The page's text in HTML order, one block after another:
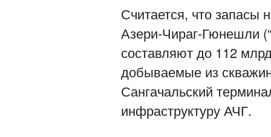
Считается, что запасы
Азери-Чираг-Гюнешли
составляют до 112
добываемые из
Сангачальский
инфраструктуру АЧГ.